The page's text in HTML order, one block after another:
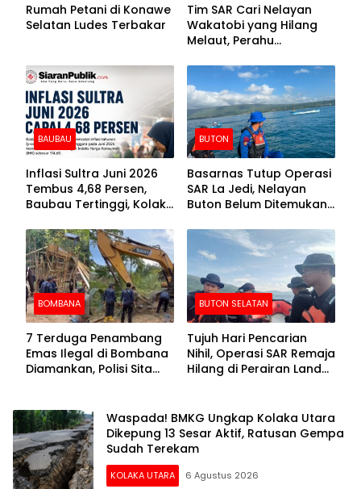
Rumah Petani di Konawe
Selatan Ludes Terbakar
Tim SAR Cari Nelayan
Wakatobi yang Hilang
Melaut, Perahu
Kemasukan Air
BAUBAU
Inflasi Sultra Juni 2026
Tembus 4,68 Persen,
Baubau Tertinggi, Kolaka
BUTON
Basarnas Tutup Operasi
SAR La Jedi, Nelayan
Buton Belum Ditemukan
BOMBANA
7 Terduga Penambang
Emas Ilegal di Bombana
Diamankan, Polisi Sita
BUTON SELATAN
Tujuh Hari Pencarian
Nihil, Operasi SAR Remaja
Hilang di Perairan Lande
Waspada! BMKG Ungkap Kolaka Utara
Dikepung 13 Sesar Aktif, Ratusan Gempa
Sudah Terekam
KOLAKA UTARA 6 Agustus 2026